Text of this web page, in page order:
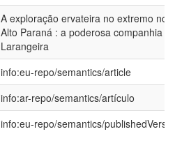
A exploração ervateira no extremo
Alto Paraná : a poderosa companhia
Larangeira
info:eu-repo/semantics/article
info:ar-repo/semantics/artículo
info:eu-repo/semantics/